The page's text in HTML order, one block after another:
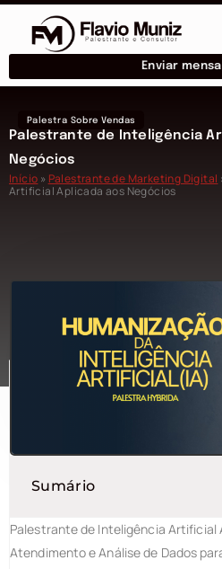
Enviar
Palestra Sobre Vendas
Palestrante de Inteligência
Negócios
Início »Palestrante de Marketing Digital
Artificial Aplicada aos Negócios
Sumário
Palestrante de Inteligência Artificial
Atendimento e Análise de Dados